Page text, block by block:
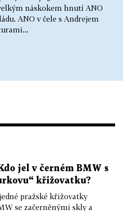
náskokem hnutí ANO
ANO v čele s Andrejem
jel v černém BMW s
křižovatku?
pražské křižovatky
se začerněnými skly a